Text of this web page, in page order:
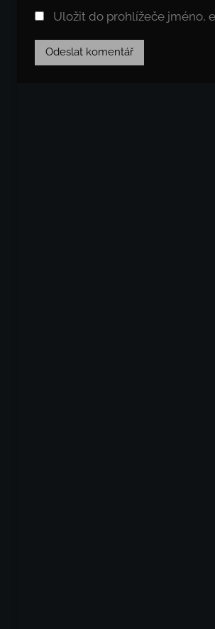
Uložit do prohlížeče jméno,